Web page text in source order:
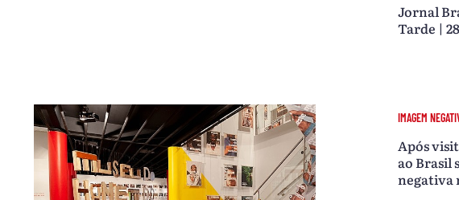
Jornal
Tarde |
IMAGEM
Após
ao Brasil
negativa